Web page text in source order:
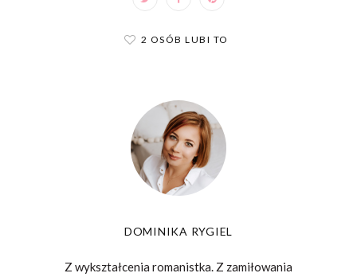
2 OSÓB LUBI TO
DOMINIKA RYGIEL
Z wykształcenia romanistka. Z zamiłowania